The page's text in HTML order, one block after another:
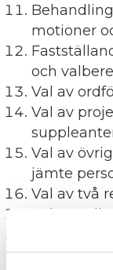
motioner
och
Val av
Val av
Val av
jämte
Val av två
Val av